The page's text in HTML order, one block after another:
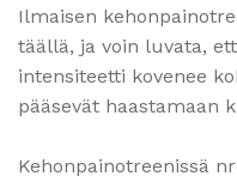
Ilmaisen
täällä, ja voin luvata,
intensiteetti kovenee
pääsevät haastamaan
Kehonpainotreenissä